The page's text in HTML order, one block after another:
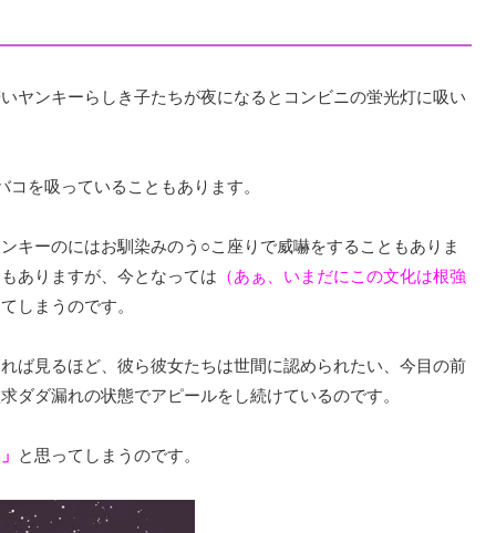
ヤンキーらしき子たちが夜になるとコンビニの蛍光灯に吸い
を吸っていることもあります。
キーのにはお馴染みのう○こ座りで威嚇をすることもありま
ありますが、今となっては （あぁ、いまだにこの文化は根強
しまうのです。
ば見るほど、彼ら彼女たちは世間に認められたい、今目の前
ダダ漏れの状態でアピールをし続けているのです。
と思ってしまうのです。